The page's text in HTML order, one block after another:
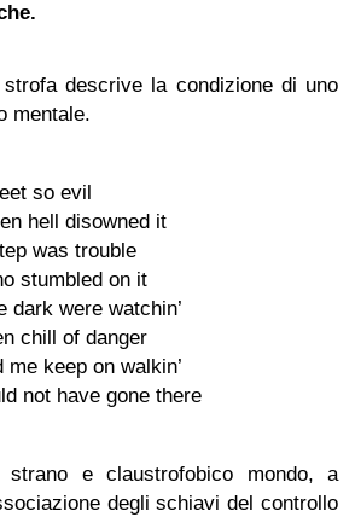
descrive la condizione di uno
mentale.
so evil
hell disowned it
was trouble
stumbled on it
dark were watchin’
chill of danger
me keep on walkin’
not have gone there
strano e claustrofobico mondo, a
degli schiavi del controllo